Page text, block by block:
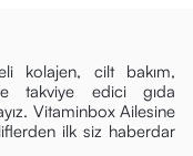
kolajen, cilt bakım,
takviye edici gıda
Vitaminbox Ailesine
ilk siz haberdar